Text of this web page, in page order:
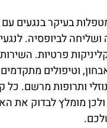
בעיקר בנגעים
לביופסיה.
פרטיות.
וטיפולים
נוזלי ותרופות מרשם.
ולכן מומלץ לבדוק את